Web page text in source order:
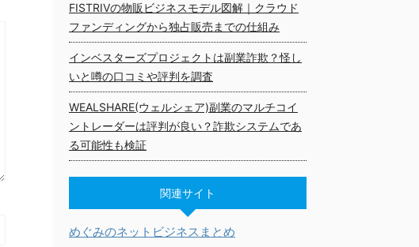
FISTRIVの物販ビジネスモデル図解｜クラウド
ファンディングから独占販売までの仕組み
インベスターズプロジェクトは副業詐欺？怪し
いと噂の口コミや評判を調査
WEALSHARE(ウェルシェア)副業のマルチコイ
ントレーダーは評判が良い？詐欺システムであ
る可能性も検証
関連サイト
めぐみのネットビジネスまとめ